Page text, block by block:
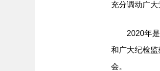
充分调动广
2020年是全
和广大纪检
会。